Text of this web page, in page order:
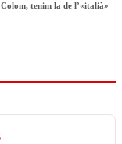
tenim la de l’«italià»